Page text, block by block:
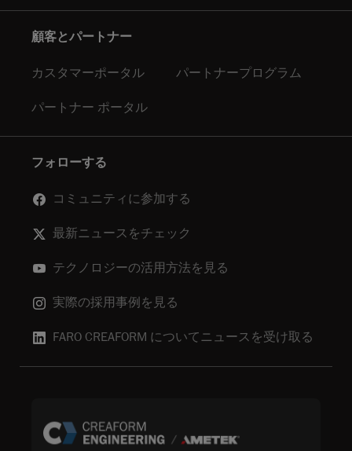
顧客とパートナー
カスタマーポータル パートナープログラム
パートナー ポータル
フォローする
コミュニティに参加する
最新ニュースをチェック
テクノロジーの活用方法を見る
実際の採用事例を見る
FARO CREAFORM についてニュースを受け取る